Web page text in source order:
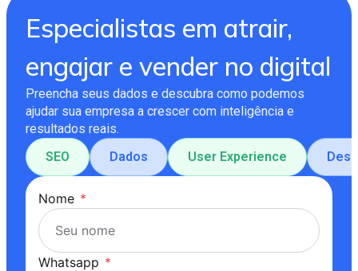
Especialistas em atrair,
engajar e vender no digital
Preencha seus dados e descubra como podemos
ajudar sua empresa a crescer com inteligência e
resultados reais.
SEO
Dados User Experience
Nome *
Whatsapp *